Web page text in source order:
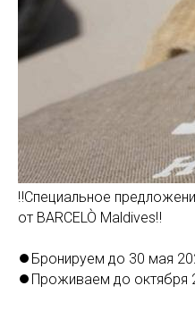
‼️Специальное
от BARCELÒ Maldives‼️
⏺Бронируем до 30 мая
⏺Проживаем до октября